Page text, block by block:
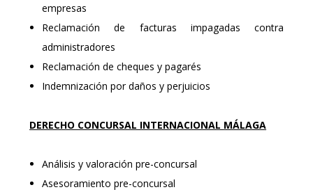
empresas
Reclamación de facturas impagadas contra
administradores
Reclamación de cheques y pagarés
Indemnización por daños y perjuicios
DERECHO CONCURSAL INTERNACIONAL MÁLAGA
Análisis y valoración pre-concursal
Asesoramiento pre-concursal